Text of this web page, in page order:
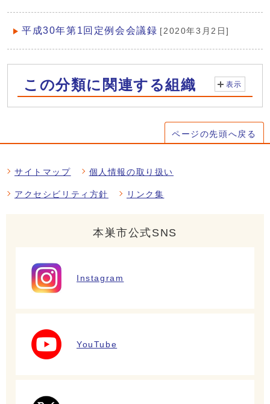
平成30年第1回定例会会議録 [2020年3月2日]
この分類に関連する組織 表示
ページの先頭へ戻る
サイトマップ 個人情報の取り扱い
アクセシビリティ方針 リンク集
本巣市公式SNS
Instagram
YouTube